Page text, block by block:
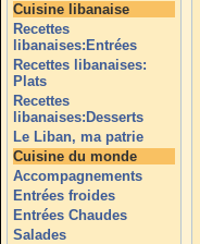
Cuisine libanaise
Recettes
libanaises:Entrées
Recettes libanaises:
Plats
Recettes
libanaises:Desserts
Le Liban, ma patrie
Cuisine du monde
Accompagnements
Entrées froides
Entrées Chaudes
Salades